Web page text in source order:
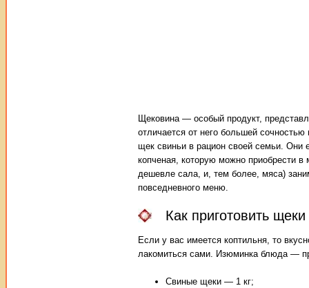
Щековина — особый продукт,
отличается от него большей
щек свиньи в рацион своей семьи. Они
копченая, которую можно приобрести в
дешевле сала, и, тем более, мяса)
повседневного меню.
Как приготовить
Если у вас имеется коптильня, то
лакомиться сами. Изюминка блюда —
Свиные щеки — 1 кг;